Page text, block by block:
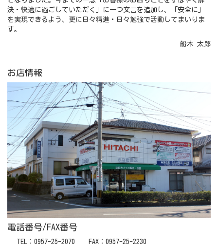
決・快適に過ごしていただく」に一つ文言を追加し、「安全に」
を実現できるよう、更に日々精進・日々勉強で活動してまいりま
す。
船木 太郎
お店情報
電話番号/FAX番号
TEL：0957-25-2070 FAX：0957-25-2230